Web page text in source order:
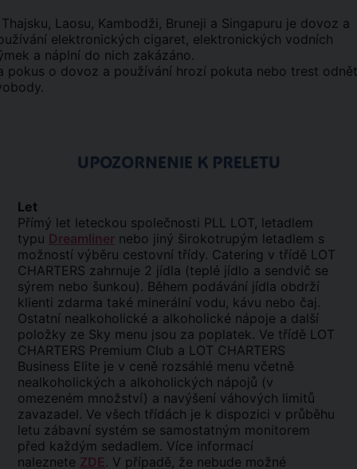
Laosu, Kambodži, Bruneji a Singapuru je dovoz a
elektronických cigaret, elektronických vodních
a náplní do nich zakázáno.
pokus o dovoz a používání hrozí pokuta nebo trest
UPOZORNENIE K PRELETU
Let
Přímý let leteckou společnosti PLL LOT, letadlem
typu Dreamliner nebo jiný širokotrupým letadlem s
možností výběru cestovní třídy. Catering v třídě LOT
CHARTERS zahrnuje 2 jídla (teplé jídlo a sendvič se
sýrem nebo šunkou). Během podávání jídla obdrží
klienti zdarma také minerální vodu, kávu nebo čaj.
Ostatní nealkoholické a alkoholické nápoje a další
položky ze Sky menu jsou za poplatek. Ve třídě LOT
CHARTERS Premium Club a LOT CHARTERS
Business Elite je v ceně rozsáhlé menu včetně
nealkoholických a alkoholických nápojů (v
omezeném množství) a navýšení váhových limitů
zavazadel. Ve všech třídách je k dispozici v průběhu
letu zábavní systém se samostatným monitorem
před každým sedadlem. Více informací
naleznete ZDE . V případě, že nebude možné